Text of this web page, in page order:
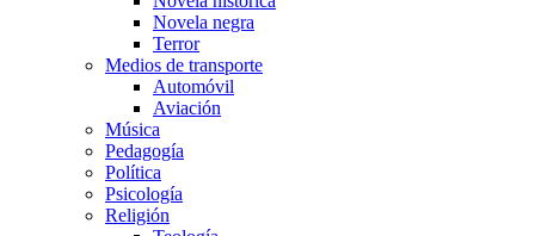
Novela negra
Terror
Medios de transporte
Automóvil
Aviación
Música
Pedagogía
Política
Psicología
Religión